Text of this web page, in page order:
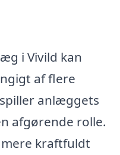
i Vivild kan
af flere
anlæggets
afgørende rolle.
kraftfuldt